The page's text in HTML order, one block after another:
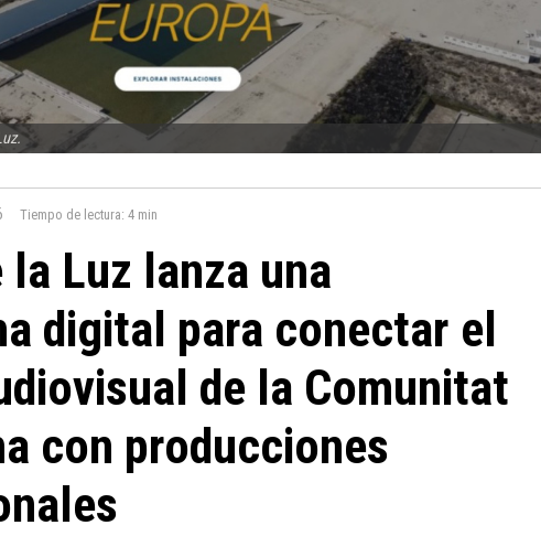
Tiempo de lectura: 4 min
la Luz lanza una
digital para conectar el
de la Comunitat
con producciones